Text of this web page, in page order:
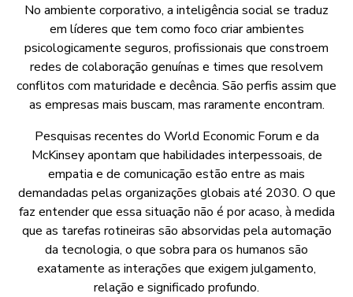
No ambiente corporativo, a inteligência social se traduz
em líderes que tem como foco criar ambientes
psicologicamente seguros, profissionais que constroem
redes de colaboração genuínas e times que resolvem
conflitos com maturidade e decência. São perfis assim que
as empresas mais buscam, mas raramente encontram.
Pesquisas recentes do World Economic Forum e da
McKinsey apontam que habilidades interpessoais, de
empatia e de comunicação estão entre as mais
demandadas pelas organizações globais até 2030. O que
faz entender que essa situação não é por acaso, à medida
que as tarefas rotineiras são absorvidas pela automação
da tecnologia, o que sobra para os humanos são
exatamente as interações que exigem julgamento,
relação e significado profundo.